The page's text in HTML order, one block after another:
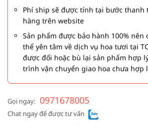
Phí ship sẽ được tính tại bước thanh
hàng trên website
Sản phẩm được bảo hành 100% nên
thể yên tâm về dịch vụ hoa tươi tại
được đổi hoặc bù lại sản phẩm hợp
trình vận chuyển giao hoa chưa hợp
Gọi ngay: 0971678005
Chat ngay để được tư vấn